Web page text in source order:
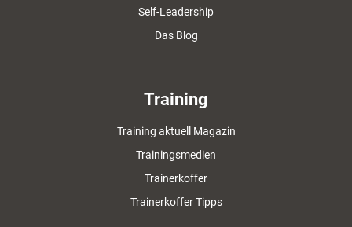
Self-Leadership
Das Blog
Training
Training aktuell Magazin
Trainingsmedien
Trainerkoffer
Trainerkoffer Tipps